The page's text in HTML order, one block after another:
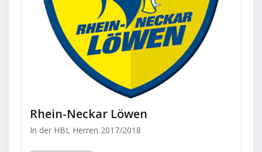
Rhein-Neckar Löwen
In der HBL Herren 2017/2018